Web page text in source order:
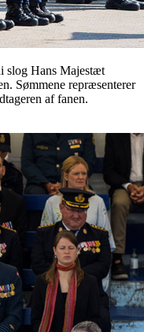
slog Hans Majestæt
Sømmene repræsenterer
af fanen.